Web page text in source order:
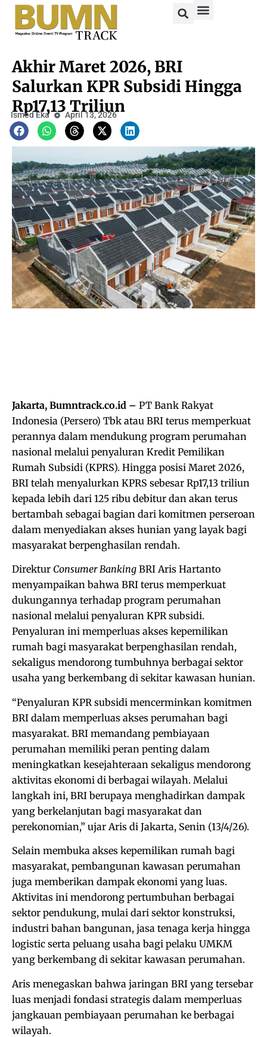
Akhir Maret 2026, BRI
Salurkan KPR Subsidi Hingga
Rp17,13 Triliun
Ismed Eka April 13, 2026
Jakarta, Bumntrack.co.id – PT Bank Rakyat
Indonesia (Persero) Tbk atau BRI terus memperkuat
perannya dalam mendukung program perumahan
nasional melalui penyaluran Kredit Pemilikan
Rumah Subsidi (KPRS). Hingga posisi Maret 2026,
BRI telah menyalurkan KPRS sebesar Rp17,13 triliun
kepada lebih dari 125 ribu debitur dan akan terus
bertambah sebagai bagian dari komitmen perseroan
dalam menyediakan akses hunian yang layak bagi
masyarakat berpenghasilan rendah.
Direktur Consumer Banking BRI Aris Hartanto
menyampaikan bahwa BRI terus memperkuat
dukungannya terhadap program perumahan
nasional melalui penyaluran KPR subsidi.
Penyaluran ini memperluas akses kepemilikan
rumah bagi masyarakat berpenghasilan rendah,
sekaligus mendorong tumbuhnya berbagai sektor
usaha yang berkembang di sekitar kawasan hunian.
“Penyaluran KPR subsidi mencerminkan komitmen
BRI dalam memperluas akses perumahan bagi
masyarakat. BRI memandang pembiayaan
perumahan memiliki peran penting dalam
meningkatkan kesejahteraan sekaligus mendorong
aktivitas ekonomi di berbagai wilayah. Melalui
langkah ini, BRI berupaya menghadirkan dampak
yang berkelanjutan bagi masyarakat dan
perekonomian,” ujar Aris di Jakarta, Senin (13/4/26).
Selain membuka akses kepemilikan rumah bagi
masyarakat, pembangunan kawasan perumahan
juga memberikan dampak ekonomi yang luas.
Aktivitas ini mendorong pertumbuhan berbagai
sektor pendukung, mulai dari sektor konstruksi,
industri bahan bangunan, jasa tenaga kerja hingga
logistic serta peluang usaha bagi pelaku UMKM
yang berkembang di sekitar kawasan perumahan.
Aris menegaskan bahwa jaringan BRI yang tersebar
luas menjadi fondasi strategis dalam memperluas
jangkauan pembiayaan perumahan ke berbagai
wilayah.